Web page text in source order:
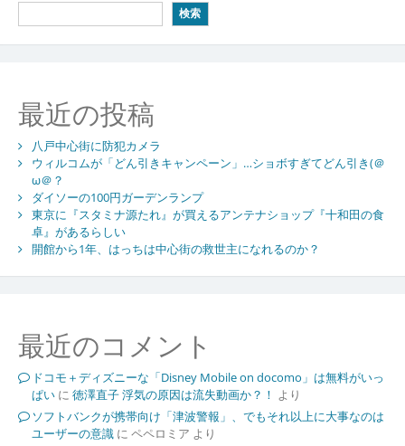
検索
最近の投稿
八戸中心街に防犯カメラ
ウィルコムが「どん引きキャンペーン」…ショボすぎてどん引き(＠
ω＠？
ダイソーの100円ガーデンランプ
東京に『スタミナ源たれ』が買えるアンテナショップ『十和田の食
卓』があるらしい
開館から1年、はっちは中心街の救世主になれるのか？
最近のコメント
ドコモ＋ディズニーな「Disney Mobile on docomo」は無料がいっ
ぱいに 徳澤直子 浮気の原因は流失動画か？！ より
ソフトバンクが携帯向け「津波警報」、でもそれ以上に大事なのは
ユーザーの意識に ペペロミア より